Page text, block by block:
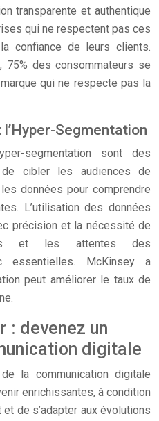
transparente et authentique
qui ne respectent pas ces
confiance de leurs clients.
75% des consommateurs se
qui ne respecte pas la
Segmentation
segmentation sont des
cibler les audiences de
données pour comprendre
L’utilisation des données
précision et la nécessité de
et les attentes des
essentielles. McKinsey a
peut améliorer le taux de
: devenez un
digitale
la communication digitale
enrichissantes, à condition
de s’adapter aux évolutions